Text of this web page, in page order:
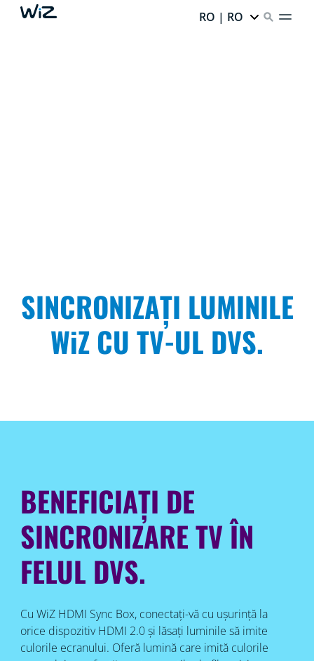
RO | RO
SINCRONIZAȚI LUMINILE
WiZ CU TV-UL DVS.
BENEFICIAȚI DE
SINCRONIZARE TV ÎN
FELUL DVS.
Cu WiZ HDMI Sync Box, conectați-vă cu ușurință la
orice dispozitiv HDMI 2.0 și lăsați luminile să imite
culorile ecranului. Oferă lumină care imită culorile